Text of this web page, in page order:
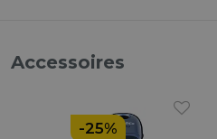
Accessoires
-25%